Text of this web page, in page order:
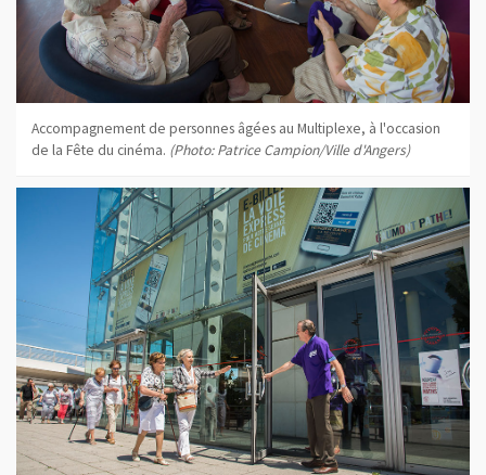
Accompagnement de personnes âgées au Multiplexe, à l'occasion
de la Fête du cinéma. (Photo: Patrice Campion/Ville d'Angers)